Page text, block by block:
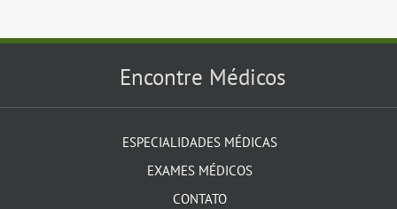
Encontre Médicos
ESPECIALIDADES MÉDICAS
EXAMES MÉDICOS
CONTATO